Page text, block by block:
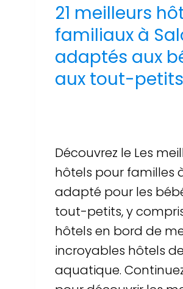
21 meilleurs
familiaux à
adaptés aux
aux tout-petits
Découvrez le Les
hôtels pour familles
adapté pour les
tout-petits, y
hôtels en bord de
incroyables hôtels
aquatique.